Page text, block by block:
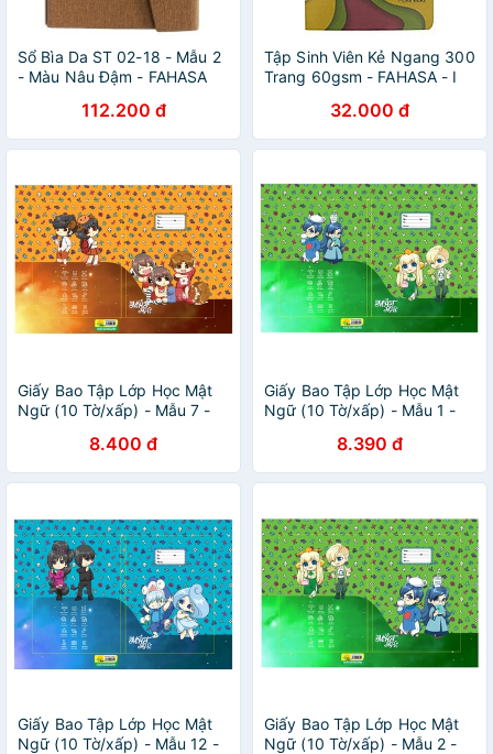
Sổ Bìa Da ST 02-18 - Mẫu 2
- Màu Nâu Đậm - FAHASA
112.200 đ
Tập Sinh Viên Kẻ Ngang 300
Trang 60gsm - FAHASA - I
32.000 đ
Giấy Bao Tập Lớp Học Mật
Ngữ (10 Tờ/xấp) - Mẫu 7 -
8.400 đ
Giấy Bao Tập Lớp Học Mật
Ngữ (10 Tờ/xấp) - Mẫu 1 -
8.390 đ
Giấy Bao Tập Lớp Học Mật
Ngữ (10 Tờ/xấp) - Mẫu 12 -
Giấy Bao Tập Lớp Học Mật
Ngữ (10 Tờ/xấp) - Mẫu 2 -